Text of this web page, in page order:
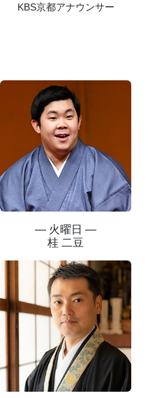
KBS京都アナウンサー
― 火曜日 ―
桂 二豆